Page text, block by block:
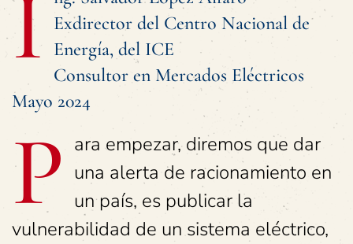
I Exdirector del Centro Nacional de
Energía, del ICE
Consultor en Mercados Eléctricos
Mayo 2024
P ara empezar, diremos que dar
una alerta de racionamiento en
un país, es publicar la
vulnerabilidad de un sistema eléctrico,